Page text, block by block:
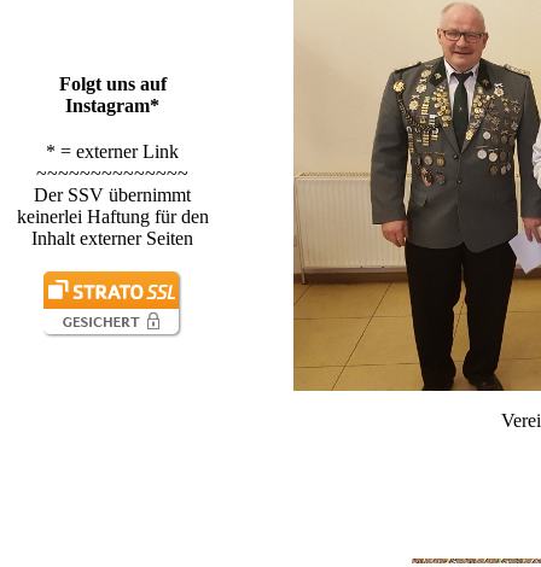
Folgt uns auf
Instagram*
* = externer Link
~~~~~~~~~~~~~~
Der SSV übernimmt
keinerlei Haftung für den
Inhalt externer Seiten